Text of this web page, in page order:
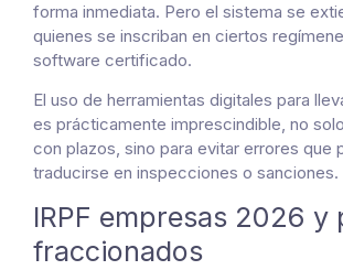
forma inmediata. Pero el sistema se
quienes se inscriban en ciertos
software certificado.
El uso de herramientas digitales para
es prácticamente imprescindible, no
con plazos, sino para evitar errores que
traducirse en inspecciones o sanciones.
IRPF empresas 2026 y
fraccionados